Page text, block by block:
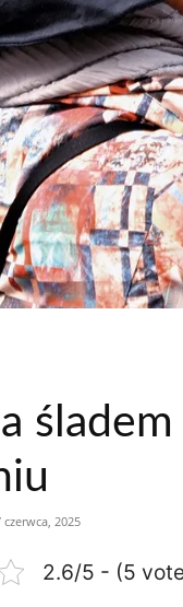
czerwca, 2025
2.6/5 - (5